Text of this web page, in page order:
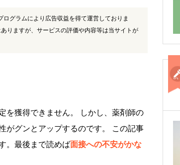
グラムにより広告収益を得て運営しておりま
りますが、サービスの評価や内容等は当サイトが
を獲得できません。 しかし、薬剤師の
がグンとアップするのです。 この記事
。最後まで読めば面接への不安がかな